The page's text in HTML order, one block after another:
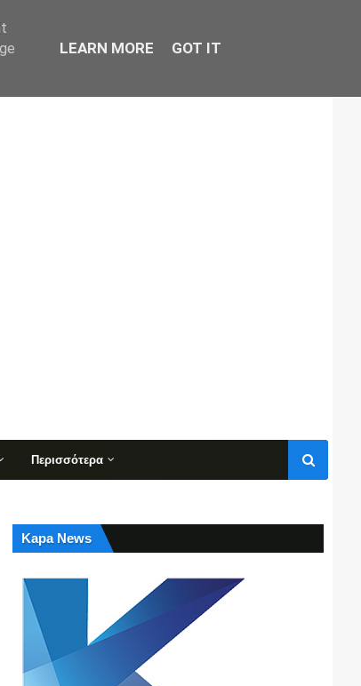
Περισσότερα
Kapa News
LEARN MORE GOT IT